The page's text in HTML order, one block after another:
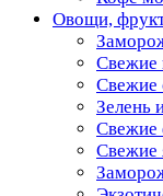
Овощи,
Свежие
Свежие
Зелень
Свежие
Свежие